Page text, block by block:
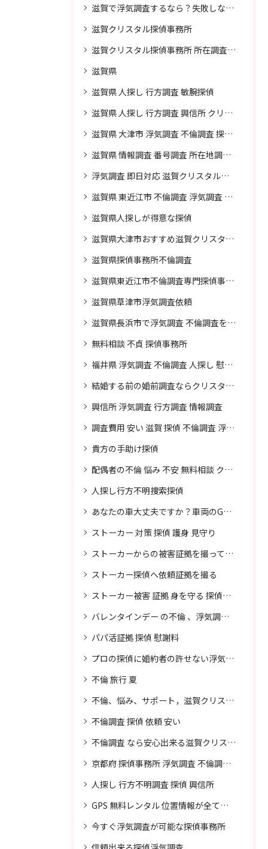
滋賀で浮気調査するなら？失敗しない探偵の選び方
滋賀クリスタル探偵事務所
滋賀クリスタル探偵事務所 所在調査 得意
滋賀県
滋賀県 人探し 行方調査 敏腕探偵
滋賀県 人探し 行方調査 興信所 クリスタル探偵がおすすめ
滋賀県 大津市 浮気調査 不倫調査 探偵 探偵事務所 素行調査 企業調査 興信所
滋賀県 情報調査 番号調査 所在地調査 企業調査 探偵事務所
浮気調査 即日対応 滋賀クリスタル探偵事務所
滋賀県 東近江市 不倫調査 浮気調査 探偵 探偵事務所 無料相談 調査料金
滋賀県人探しが得意な探偵
滋賀県大津市おすすめ滋賀クリスタル探偵事務所
滋賀県探偵事務所不倫調査
滋賀県東近江市不倫調査専門探偵事務所
滋賀県草津市浮気調査依頼
滋賀県長浜市で浮気調査 不倫調査を頼むなら
無料相談 不貞 探偵事務所
福井県 浮気調査 不倫調査 人探し 慰謝料 請求 裁判 相談 探偵 探偵事務所
結婚する前の婚前調査ならクリスタル探偵事務所へお問い合わせ
興信所 浮気調査 行方調査 情報調査
調査費用 安い 滋賀 探偵 不倫調査 浮気調査
貴方の手助け探偵
配偶者の不倫 悩み 不安 無料相談 クリスタル探偵事務所
人探し行方不明捜索探偵
あなたの車大丈夫ですか？車両のGPS捜索なら滋賀クリスタル探偵事務所
ストーカー 対策 探偵 護身 見守り
ストーカーからの被害証拠を撮って貴女を護ります
ストーカー探偵へ依頼証拠を撮る
ストーカー被害 証拠 身を守る 探偵に頼む
バレンタインデー の不倫 、浮気調査に強い探偵
パパ活証拠 探偵 慰謝料
プロの探偵に婚約者の許せない浮気、無料相談で解決
不倫 旅行 夏
不倫、悩み、サポート，滋賀クリスタル探偵
不倫調査 探偵 依頼 安い
不倫調査 なら安心出来る滋賀クリスタル探偵事務所へご依頼
京都府 探偵事務所 浮気調査 不倫調査 専門 無料相談
人探し 行方不明調査 探偵 興信所
GPS 無料レンタル 位置情報が全てわかります
今すぐ浮気調査が可能な探偵事務所